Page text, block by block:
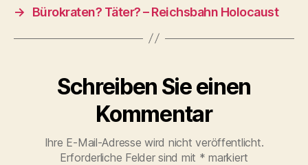
→
Bürokraten? Täter? – Reichsbahn Holocaust
Schreiben Sie einen
Kommentar
Ihre E-Mail-Adresse wird nicht veröffentlicht.
Erforderliche Felder sind mit * markiert